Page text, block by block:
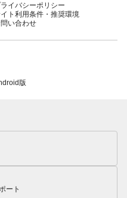
イバシーポリシー
ト利用条件・推奨環境
い合わせ
版
ート